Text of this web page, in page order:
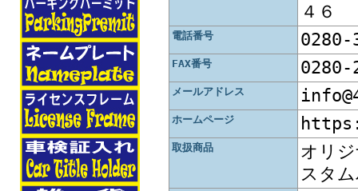
４６
電話番号 0280-
FAX番号 0280-
メールアドレス
ホームページ
取扱商品
オリ
スタ